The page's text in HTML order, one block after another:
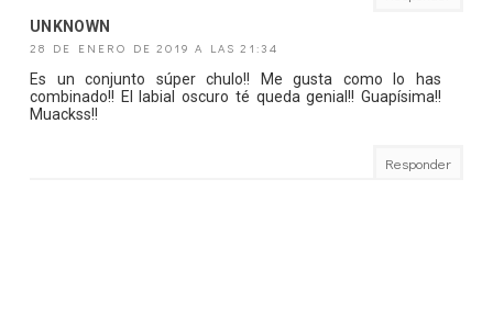
UNKNOWN
28 DE ENERO DE 2019 A LAS 21:34
Es un conjunto súper chulo!! Me gusta como lo has
combinado!! El labial oscuro té queda genial!! Guapísima!!
Muackss!!
Responder